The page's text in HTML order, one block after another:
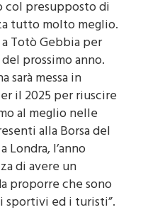
col presupposto di
tutto molto meglio.
Totò Gebbia per
prossimo anno.
sarà messa in
il 2025 per riuscire
al meglio nelle
alla Borsa del
Londra, l’anno
di avere un
proporre che sono
ed i turisti”.